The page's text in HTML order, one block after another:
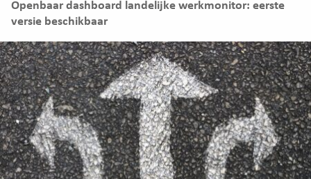
Openbaar dashboard landelijke werkmonitor: eerste
versie beschikbaar